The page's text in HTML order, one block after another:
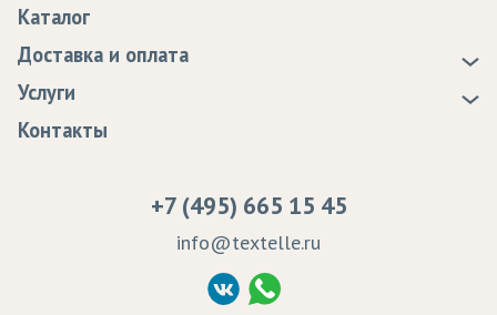
Статьи
Программа лояльности
Сертификаты качества
Судебные решения
Политика Конфиденциальности
Согласие на обработку ПД
Каталог
Доставка и оплата
Доставка
Оплата
Услуги
Образцы
Контакты
+7 (495) 665 15 45
info@textelle.ru